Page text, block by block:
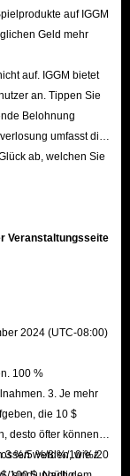
auf IGGM
Geld mehr
auf. IGGM bietet
an. Tippen Sie
Belohnung
umfasst die
ab, welchen Sie
Veranstaltungsseite
2024 (UTC-08:00)
100 %
3. Je mehr
die 10 $
desto öfter können
werden, wie z.
3 %/5 %/8 %/10 %/20